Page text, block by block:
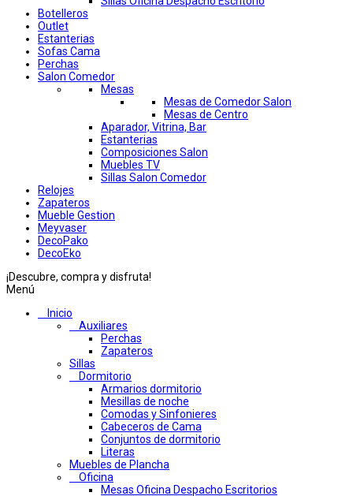
Botelleros
Outlet
Estanterias
Sofas Cama
Perchas
Salon Comedor
Mesas
Mesas de Comedor Salon
Mesas de Centro
Aparador, Vitrina, Bar
Estanterias
Composiciones Salon
Muebles TV
Sillas Salon Comedor
Relojes
Zapateros
Mueble Gestion
Meyvaser
DecoPako
DecoEko
¡Descubre, compra y disfruta!
Menú
Inicio
Auxiliares
Perchas
Zapateros
Sillas
Dormitorio
Armarios dormitorio
Mesillas de noche
Comodas y Sinfonieres
Cabeceros de Cama
Conjuntos de dormitorio
Literas
Muebles de Plancha
Oficina
Mesas Oficina Despacho Escritorios